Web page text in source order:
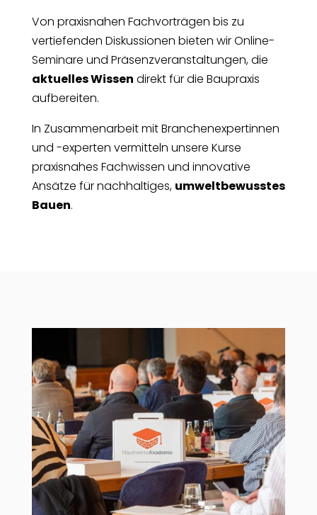
Von praxisnahen Fachvorträgen bis zu
vertiefenden Diskussionen bieten wir Online-
Seminare und Präsenzveranstaltungen, die
aktuelles Wissen direkt für die Baupraxis
aufbereiten.
In Zusammenarbeit mit Branchenexpertinnen
und -experten vermitteln unsere Kurse
praxisnahes Fachwissen und innovative
Ansätze für nachhaltiges, umweltbewusstes
Bauen.